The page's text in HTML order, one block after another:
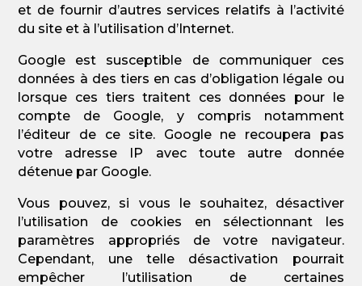
et de fournir d’autres services relatifs à l’activité
du site et à l’utilisation d’Internet.
Google est susceptible de communiquer ces
données à des tiers en cas d’obligation légale ou
lorsque ces tiers traitent ces données pour le
compte de Google, y compris notamment
l’éditeur de ce site. Google ne recoupera pas
votre adresse IP avec toute autre donnée
détenue par Google.
Vous pouvez, si vous le souhaitez, désactiver
l’utilisation de cookies en sélectionnant les
paramètres appropriés de votre navigateur.
Cependant, une telle désactivation pourrait
empêcher l’utilisation de certaines